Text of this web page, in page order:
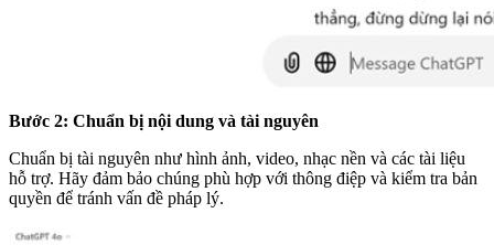
Bước 2: Chuẩn bị nội dung và tài nguyên
Chuẩn bị tài nguyên như hình ảnh, video, nhạc nền và các tài liệu
hỗ trợ. Hãy đảm bảo chúng phù hợp với thông điệp và kiểm tra bản
quyền để tránh vấn đề pháp lý.